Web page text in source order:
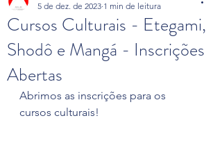
Cursos Culturais - Etegami,
Shodô e Mangá - Inscrições
Abertas
5 de dez. de 2023 1 min de leitura
Abrimos as inscrições para os
cursos culturais!